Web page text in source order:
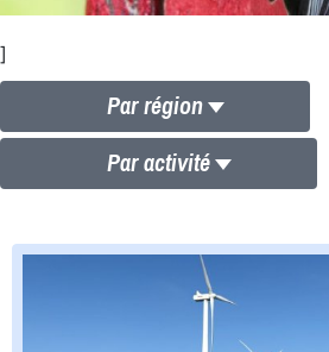
]
Par région
Par activité